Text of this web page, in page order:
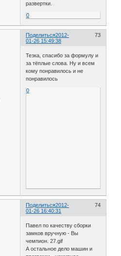
развертки.
0
Поделиться 73
2012-
01-26 15:49:38
Тезка, спасибо за формулу и
за тёплые слова. Ну и всем
кому понравилось и не
понравилось
0
Поделиться 74
2012-
01-26 16:40:31
Павел по качеству сборки
замков вручную - Вы
чемпион. 27.gif
А остальное дело машин и